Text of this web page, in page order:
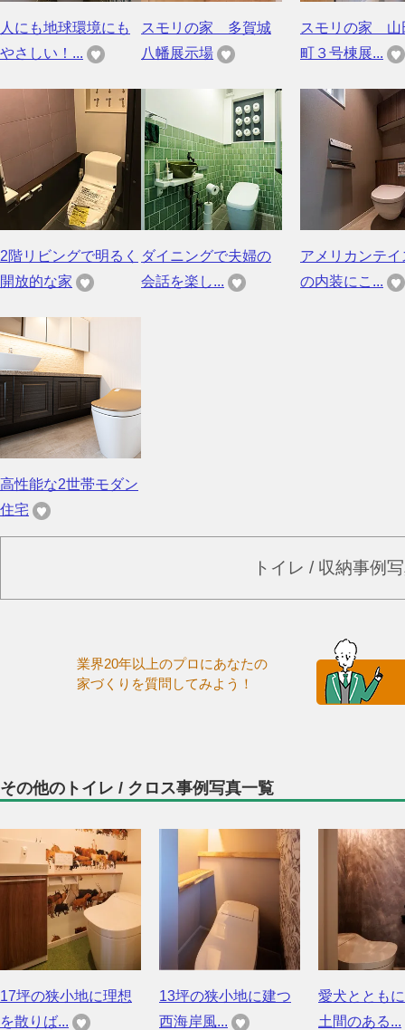
人にも地球環境にも
やさしい！...
スモリの家 多賀城
八幡展示場
スモリの家 山
町３号棟展...
2階リビングで明るく
開放的な家
ダイニングで夫婦の
会話を楽し...
アメリカンテイ
の内装にこ...
高性能な2世帯モダン
住宅
トイレ / 収納事例
業界20年以上のプロにあなたの
家づくりを質問してみよう！
その他のトイレ / クロス事例写真一覧
17坪の狭小地に理想
を散りば...
13坪の狭小地に建つ
西海岸風...
愛犬ととも
土間のある...